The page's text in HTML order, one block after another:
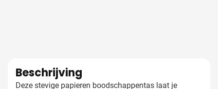
Beschrijving
Deze stevige papieren boodschappentas laat je